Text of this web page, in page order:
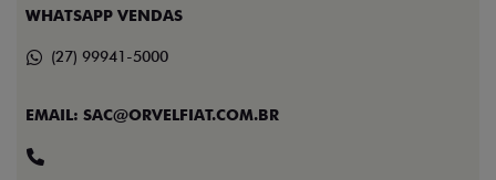
WHATSAPP VENDAS
(27) 99941-5000
EMAIL: SAC@ORVELFIAT.COM.BR